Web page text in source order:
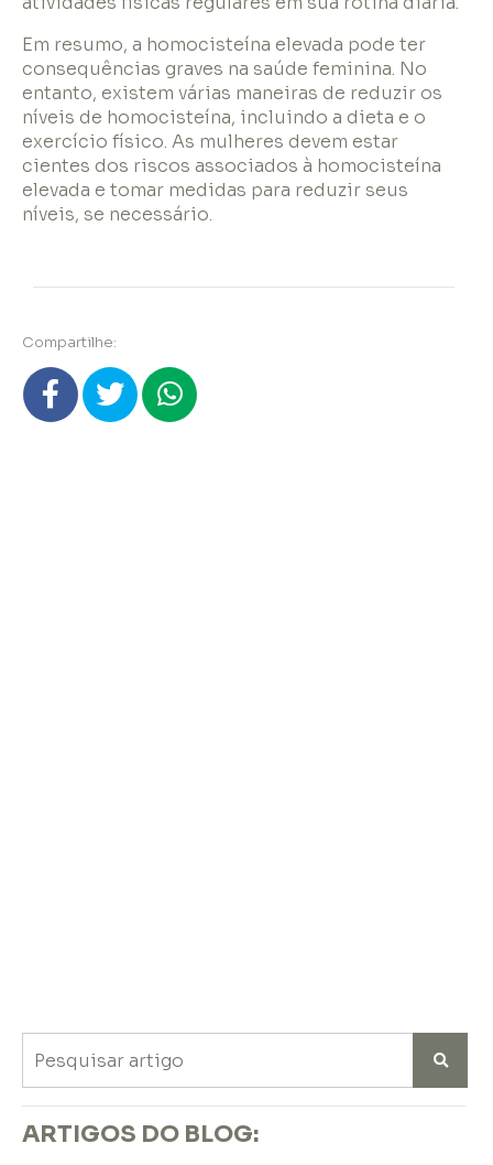
Em resumo, a homocisteína elevada pode ter
consequências graves na saúde feminina. No
entanto, existem várias maneiras de reduzir os
níveis de homocisteína, incluindo a dieta e o
exercício físico. As mulheres devem estar
cientes dos riscos associados à homocisteína
elevada e tomar medidas para reduzir seus
níveis, se necessário.
Compartilhe:
ARTIGOS DO BLOG: